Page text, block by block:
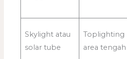
Skylight atau
solar tube
Toplighting
area tengah